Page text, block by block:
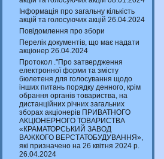
Інформація про загальну кількість
акцій та голосуючих акцій 26.04.2024
Повідомлення про збори
Перелік документів, що має надати
акціонер 26.04.2024
Протокол ."Про затвердження
електронної форми та змісту
бюлетеня для голосування щодо
інших питань порядку денного, крім
обрання органів товариства, на
дистанційних річних загальних
зборах акціонерів ПРИВАТНОГО
АКЦІОНЕРНОГО ТОВАРИСТВА
«КРАМАТОРСЬКИЙ ЗАВОД
ВАЖКОГО ВЕРСТАТОБУДУВАННЯ»,
які призначено на 26 квітня 2024 р.
26.04.2024